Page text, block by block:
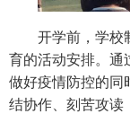
开学前，学校
育的活动安排。通
做好疫情防控的同
结协作、刻苦攻读